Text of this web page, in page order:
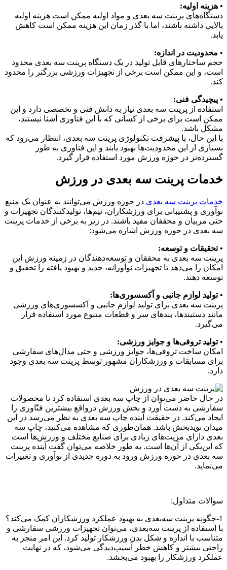
• هزینه اولیه:
دستگاه‌های پرینت سه بعدی و مواد اولیه ممکن است هزینه اولیه
بالایی داشته باشند، اما با گذر زمان این هزینه ممکن است کاهش
یابد.
• محدودیت در اندازه:
حجم ساختارهای قابل تولید در یک دستگاه پرینت سه بعدی محدود
است، و این ممکن است برخی از تجهیزات ورزشی بزرگتر را محدود
کند.
• پیچیدگی فنی:
استفاده از پرینت سه بعدی نیاز به دانش فنی و تخصصی دارد و این
ممکن است برای برخی از کسانی که با این فناوری آشنا نیستند،
مشکل باشد.
با این حال، با پیشرفت تکنولوژی پرینت سه بعدی، انتظار می‌رود که
بسیاری از این محدودیت‌ها بهبود یابند و این فناوری به طور
گسترده‌تر در حوزه ورزش مورد استفاده قرار گیرد.
خدمات پرینت سه بعدی در ورزش
خدمات پرینت سه بعدی در حوزه ورزش می‌توانند به عنوان یک منبع
نوآوری و پشتیبانی برای ورزشکاران، تیم‌ها، تولیدکنندگان تجهیزات و
حتی مربیان و محققان مفید باشند. در زیر به برخی از خدمات پرینت
سه بعدی در حوزه ورزش اشاره می‌شود:
• تحقیقات و توسعه:
پرینت سه بعدی به محققان و توسعه‌دهندگان در زمینه ورزش این
امکان را می‌دهد تا تجهیزات نوآورانه، جدید و بهبود یافته را تحقیق و
توسعه دهند.
• تولید لوازم جانبی و آکسسوری‌ها:
پرینت سه بعدی برای تولید لوازم جانبی و آکسسوری‌های ورزشی
مانند دستبندها، بندهای سر و قطعات متنوع مورد استفاده قرار
می‌گیرد.
• تولید تروفی‌ها و جوایز ورزشی:
امکان ساخت تروفی‌ها، جوایز ورزشی و حتی مدال‌های سفارشی
برای مسابقات و ورزشکاران مشهور توسط پرینت سه بعدی وجود
دارد.
در حال حاضر می‌توان از چاپ سه بعدی استفاده کرد تا محصولات
سفارشی به دست آورد و بخش ورزش درواقع بیشترین فنّاوری را
ایجاد می‌کند. در حقیقت آینده چاپ سه بعدی به نظر می‌رسد در این
میدان نویدبخش باشد. همان‌طوری که مشاهده می‌کنید، چاپ سه
بعدی دارای مزیت‌های زیادی برای صنایع مختلف و ورزش‌ها است
که این‌یکی از آن‌ها است. به طور خلاصه می‌توان گفت آینده پرینت
سه بعدی در حوزه ورزش ورود به دوره جدیدی از نوآوری و تغییرات
می‌نماید.
سوالات متداول:
1-چگونه پرینت سه‌بعدی به بهبود عملکرد ورزشکاران کمک می‌کند؟
با استفاده از پرینت سه‌بعدی، می‌توان تجهیزات ورزشی سفارشی و
متناسب با اندازه و شکل بدن ورزشکار تولید کرد. این امر منجر به
راحتی بیشتر و کاهش خطر آسیب‌دیدگی می‌شود، که در نهایت
عملکرد ورزشکار را بهبود می‌بخشد.